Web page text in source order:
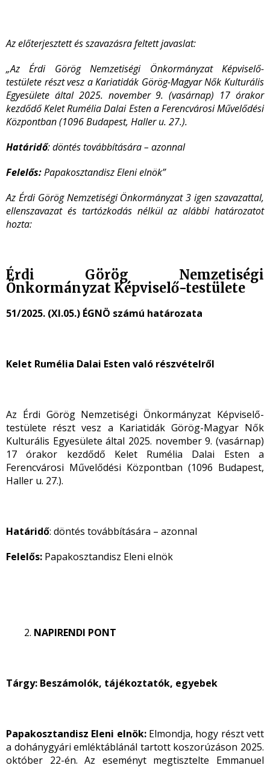
Az előterjesztett és szavazásra feltett javaslat:
„Az Érdi Görög Nemzetiségi Önkormányzat Képviselő-
testülete részt vesz a Kariatidák Görög-Magyar Nők Kulturális
Egyesülete által 2025. november 9. (vasárnap) 17 órakor
kezdődő Kelet Rumélia Dalai Esten a Ferencvárosi Művelődési
Központban (1096 Budapest, Haller u. 27.).
Határidő: döntés továbbítására – azonnal
Felelős:Papakosztandisz Eleni elnök”
Az Érdi Görög Nemzetiségi Önkormányzat 3 igen szavazattal,
ellenszavazat és tartózkodás nélkül az alábbi határozatot
hozta:
Érdi Görög Nemzetiségi
Önkormányzat Képviselő-testülete
51/2025. (XI.05.) ÉGNÖ számú határozata
Kelet Rumélia Dalai Esten való részvételről
Az Érdi Görög Nemzetiségi Önkormányzat Képviselő-
testülete részt vesz a Kariatidák Görög-Magyar Nők
Kulturális Egyesülete által 2025. november 9. (vasárnap)
17 órakor kezdődő Kelet Rumélia Dalai Esten a
Ferencvárosi Művelődési Központban (1096 Budapest,
Haller u. 27.).
Határidő: döntés továbbítására – azonnal
Felelős: Papakosztandisz Eleni elnök
NAPIRENDI PONT
Tárgy: Beszámolók, tájékoztatók, egyebek
Papakosztandisz Eleni elnök: Elmondja, hogy részt vett
a dohánygyári emléktáblánál tartott koszorúzáson 2025.
október 22-én. Az eseményt megtisztelte Emmanuel